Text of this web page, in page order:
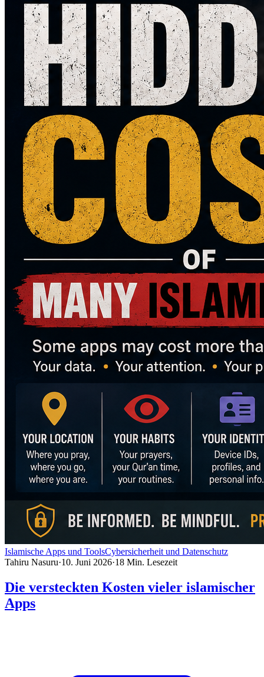
Islamische Apps und ToolsCybersicherheit und Datenschutz
Tahiru Nasuru·10. Juni 2026·18 Min. Lesezeit
Die versteckten Kosten vieler islamischer
Apps